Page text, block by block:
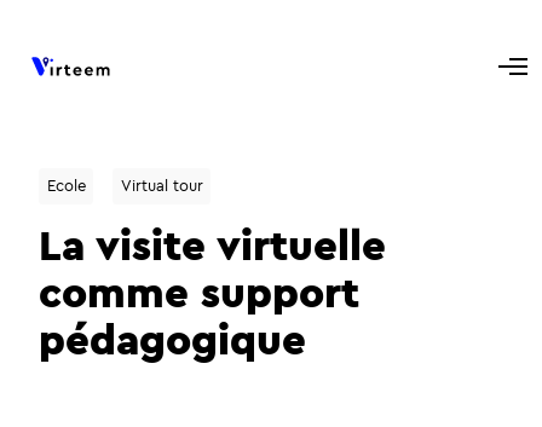
Ecole Virtual tour
La visite virtuelle
comme support
pédagogique